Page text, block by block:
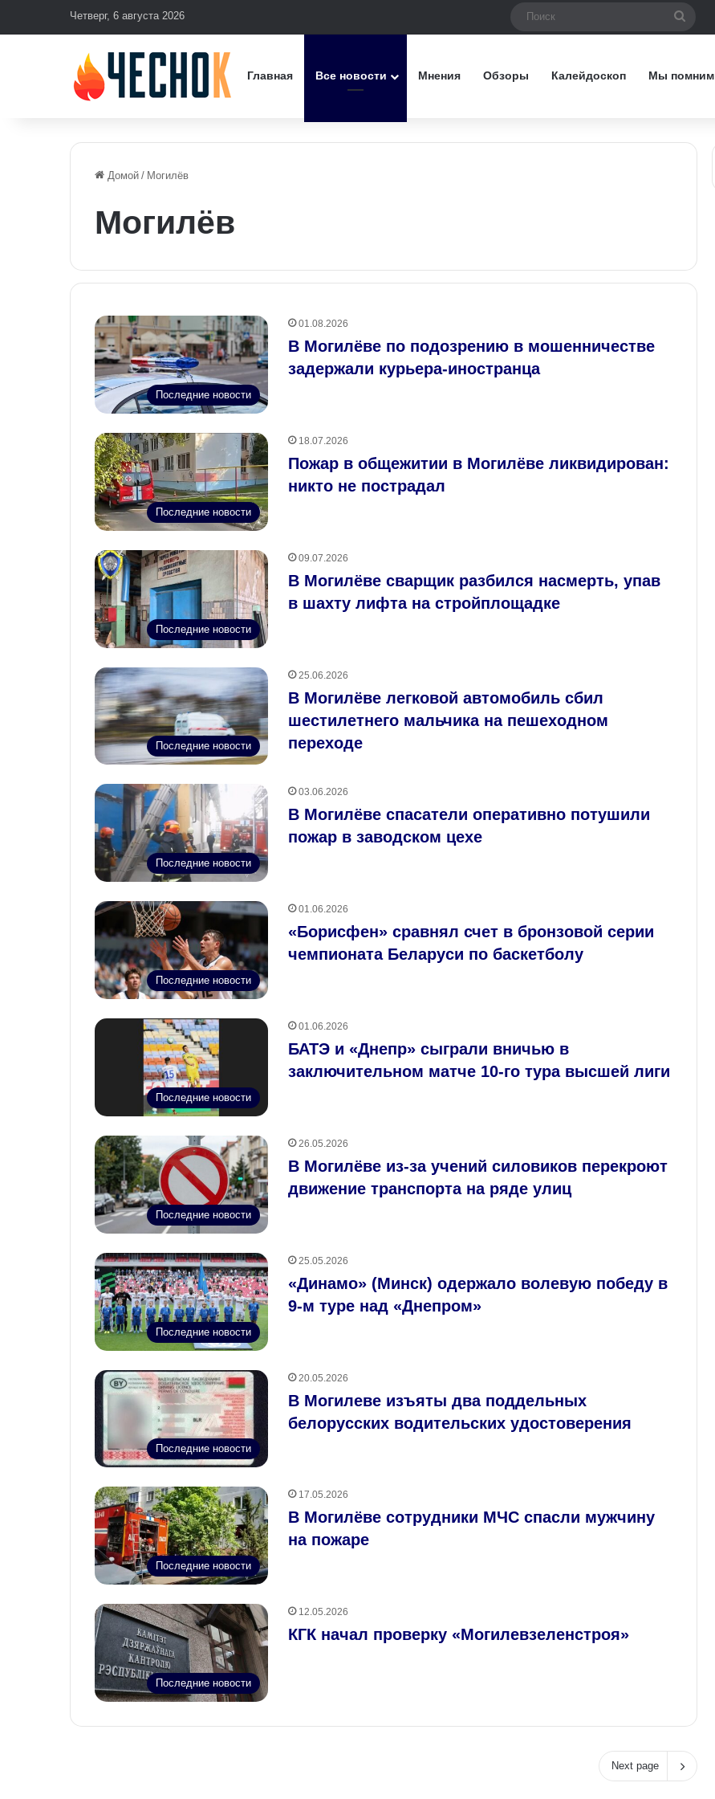
Четверг, 6 августа 2026
Главная Все новости Мнения Обзоры Калейдоскоп Мы помним
Домой / Могилёв
Могилёв
Последние новости
01.08.2026
В Могилёве по подозрению в мошенничестве
задержали курьера-иностранца
Последние новости
18.07.2026
Пожар в общежитии в Могилёве ликвидирован:
никто не пострадал
Последние новости
09.07.2026
В Могилёве сварщик разбился насмерть, упав
в шахту лифта на стройплощадке
Последние новости
25.06.2026
В Могилёве легковой автомобиль сбил
шестилетнего мальчика на пешеходном
переходе
Последние новости
03.06.2026
В Могилёве спасатели оперативно потушили
пожар в заводском цехе
Последние новости
01.06.2026
«Борисфен» сравнял счет в бронзовой серии
чемпионата Беларуси по баскетболу
Последние новости
01.06.2026
БАТЭ и «Днепр» сыграли вничью в
заключительном матче 10-го тура высшей лиги
Последние новости
26.05.2026
В Могилёве из-за учений силовиков перекроют
движение транспорта на ряде улиц
Последние новости
25.05.2026
«Динамо» (Минск) одержало волевую победу в
9‑м туре над «Днепром»
Последние новости
20.05.2026
В Могилеве изъяты два поддельных
белорусских водительских удостоверения
Последние новости
17.05.2026
В Могилёве сотрудники МЧС спасли мужчину
на пожаре
Последние новости
12.05.2026
КГК начал проверку «Могилевзеленстроя»
Next page